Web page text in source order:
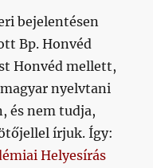
bejelentésen
Bp. Honvéd
Honvéd mellett,
nyelvtani
és nem tudja,
írjuk. Így:
Helyesírás